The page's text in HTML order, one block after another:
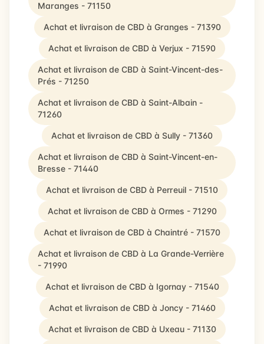
Maranges - 71150
Achat et livraison de CBD à Granges - 71390
Achat et livraison de CBD à Verjux - 71590
Achat et livraison de CBD à Saint-Vincent-des-
Prés - 71250
Achat et livraison de CBD à Saint-Albain -
71260
Achat et livraison de CBD à Sully - 71360
Achat et livraison de CBD à Saint-Vincent-en-
Bresse - 71440
Achat et livraison de CBD à Perreuil - 71510
Achat et livraison de CBD à Ormes - 71290
Achat et livraison de CBD à Chaintré - 71570
Achat et livraison de CBD à La Grande-Verrière
- 71990
Achat et livraison de CBD à Igornay - 71540
Achat et livraison de CBD à Joncy - 71460
Achat et livraison de CBD à Uxeau - 71130